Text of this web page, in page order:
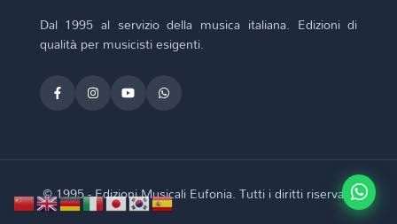
Dal 1995 al servizio della musica italiana. Edizioni di
qualità per musicisti esigenti.
© 1995 - Edizioni Musicali Eufonia. Tutti i diritti riservati.